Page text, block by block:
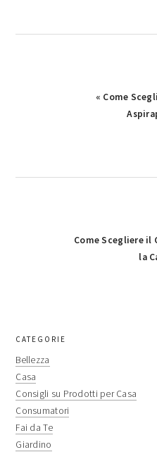
Previous
« Come
Next
Come Scegliere
la
primary
sidebar
CATEGORIE
Bellezza
Casa
Consigli su Prodotti per Casa
Consumatori
Fai da Te
Giardino